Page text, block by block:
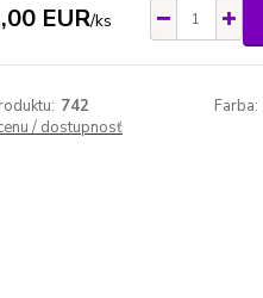
EUR/ks
742 Farba:
/ dostupnosť